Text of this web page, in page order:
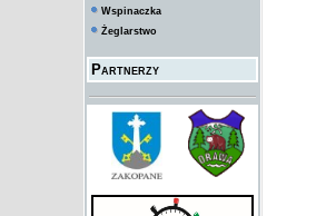
Wspinaczka
Żeglarstwo
Partnerzy